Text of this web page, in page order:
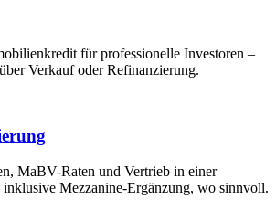
für professionelle Investoren –
Verkauf oder Refinanzierung.
MaBV-Raten und Vertrieb in einer
inklusive Mezzanine-Ergänzung, wo sinnvoll.